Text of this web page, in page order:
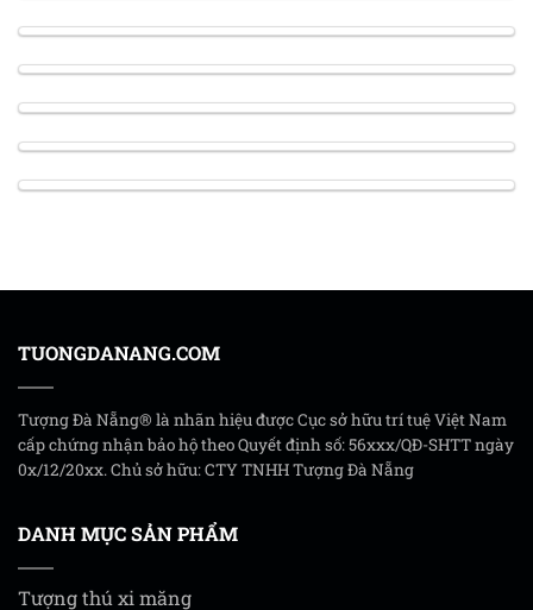
TUONGDANANG.COM
Tượng Đà Nẵng® là nhãn hiệu được Cục sở hữu trí tuệ Việt Nam
cấp chứng nhận bảo hộ theo Quyết định số: 56xxx/QĐ-SHTT ngày
0x/12/20xx. Chủ sở hữu: CTY TNHH Tượng Đà Nẵng
DANH MỤC SẢN PHẨM
Tượng thú xi măng